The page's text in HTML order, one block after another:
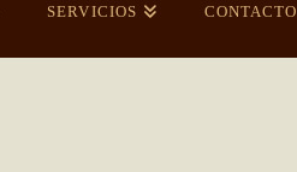
SERVICIOS CONTACTO